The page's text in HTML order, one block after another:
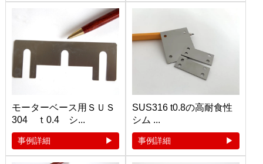
モーターベース用ＳＵＳ
304 ｔ0.4 シ...
事例詳細
SUS316 t0.8の高耐食性
シム ...
事例詳細